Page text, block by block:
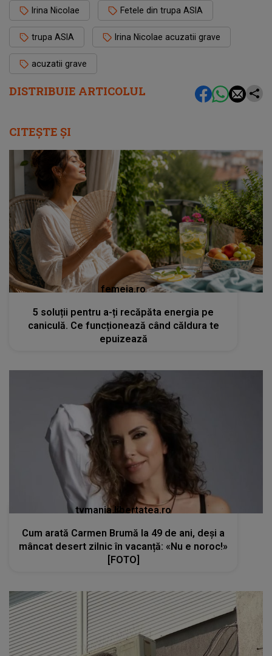
DISTRIBUIE ARTICOLUL
Irina Nicolae Fetele din trupa ASIA
trupa ASIA Irina Nicolae acuzatii grave
acuzatii grave
CITEȘTE ȘI
femeia.ro
5 soluții pentru a-ți recăpăta energia pe
caniculă. Ce funcționează când căldura te
epuizează
tvmania.libertatea.ro
Cum arată Carmen Brumă la 49 de ani, deși a
mâncat desert zilnic în vacanță: «Nu e noroc!»
[FOTO]